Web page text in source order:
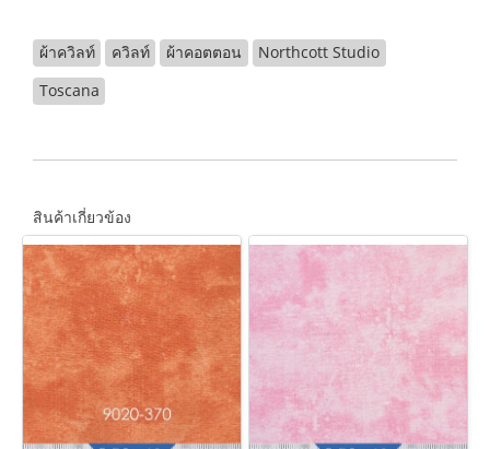
ผ้าควิลท์ ควิลท์ ผ้าคอตตอน
Northcott Studio
Toscana
สินค้าเกี่ยวข้อง